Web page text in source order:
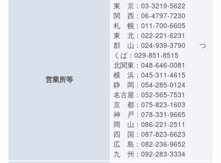
営業所等
東 京：03-3219-5622
関 西：06-4797-7230
札 幌：011-700-6605
東 北：022-221-6231
郡 山：024-939-3790 つ
くば：029-851-8515
北関東：048-646-0081
横 浜：045-311-4615
静 岡：054-285-0124
名古屋：052-565-7531
京 都：075-823-1603
神 戸：078-331-9665
岡 山：086-221-2511
四 国：087-823-6623
広 島：082-236-9652
九 州：092-283-3334